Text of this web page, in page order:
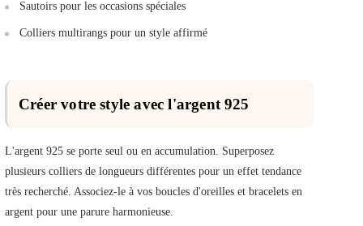
Sautoirs pour les occasions spéciales
Colliers multirangs pour un style affirmé
Créer votre style avec l'argent 925
L'argent 925 se porte seul ou en accumulation. Superposez
plusieurs colliers de longueurs différentes pour un effet tendance
très recherché. Associez-le à vos boucles d'oreilles et bracelets en
argent pour une parure harmonieuse.